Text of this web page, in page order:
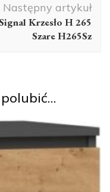
Następny artykuł
Krzesło H 265
Szare H265Sz